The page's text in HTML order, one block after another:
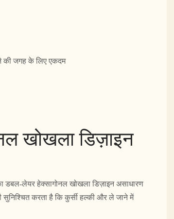
की जगह के लिए एकदम
खोखला डिज़ाइन
डबल-लेयर हेक्सागोनल खोखला डिज़ाइन असाधारण
करता है कि कुर्सी हल्की और ले जाने में